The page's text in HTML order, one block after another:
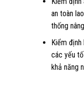
an toàn
thống
Kiểm
các yếu
khả năng